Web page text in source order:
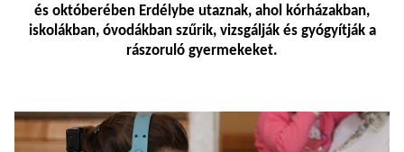
és októberében Erdélybe utaznak, ahol kórházakban,
iskolákban, óvodákban szűrik, vizsgálják és gyógyítják a
rászoruló gyermekeket.